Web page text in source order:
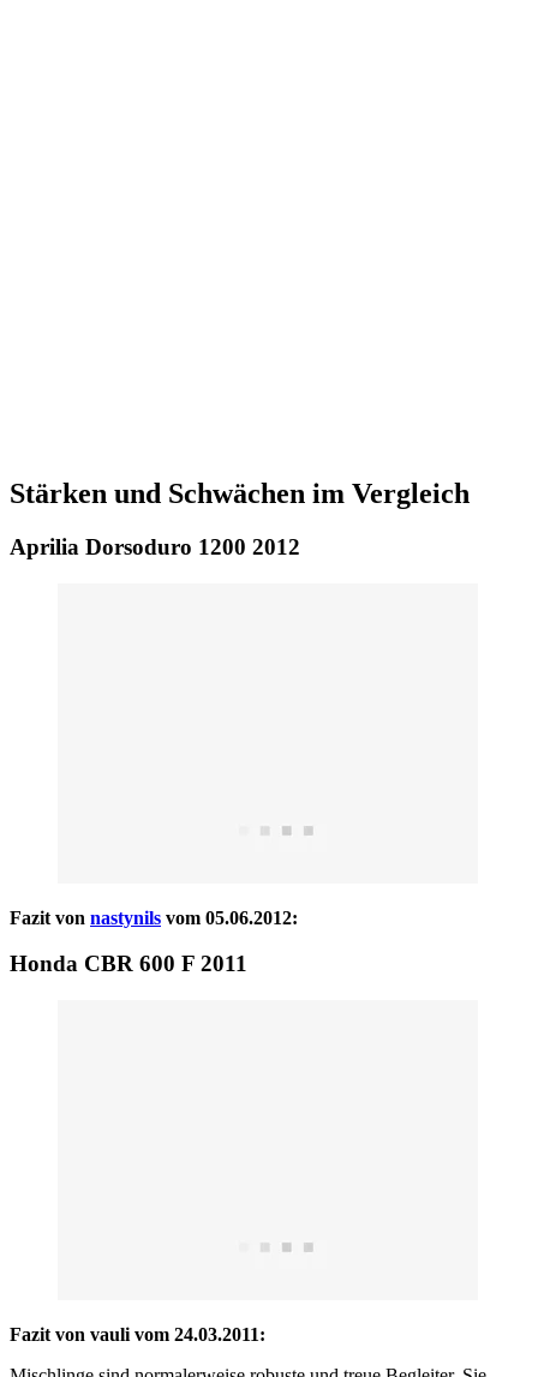
Stärken und Schwächen im Vergleich
Aprilia Dorsoduro 1200 2012
Fazit von nastynils vom 05.06.2012:
Honda CBR 600 F 2011
Fazit von vauli vom 24.03.2011: